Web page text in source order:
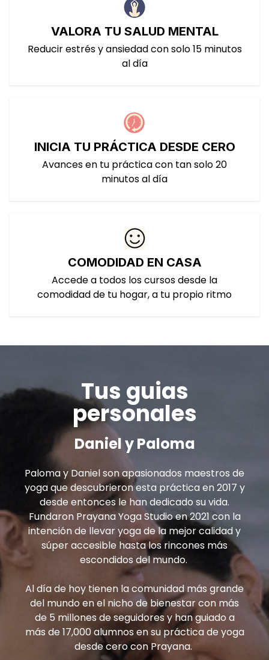
VALORA TU SALUD MENTAL
Reducir estrés y ansiedad con solo 15 minutos
al día
INICIA TU PRÁCTICA DESDE CERO
Avances en tu práctica con tan solo 20
minutos al día
COMODIDAD EN CASA
Accede a todos los cursos desde la
comodidad de tu hogar, a tu propio ritmo
Tus guias
personales
Daniel y Paloma
Paloma y Daniel son apasionados maestros de
yoga que descubrieron esta práctica en 2017 y
desde entonces le han dedicado su vida.
Fundaron Prayana Yoga Studio en 2021 con la
intención de llevar yoga de la mejor calidad y
súper accesible hasta los rincones más
escondidos del mundo.
Al día de hoy tienen la comunidad más grande
del mundo en el nicho de bienestar con más
de 5 millones de seguidores y han guiado a
más de 17,000 alumnos en su práctica de yoga
desde cero con Prayana.